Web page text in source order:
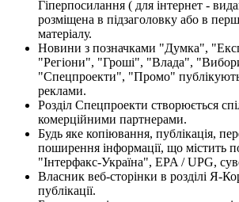
Гіперпосилання ( для інтернет -
розміщена в підзаголовку або в
матеріалу.
Новини з позначками "Думка",
"Регіони", "Гроші", "Влада",
"Спецпроекти", "Промо"
реклами.
Розділ Спецпроекти створюється
комерційними партнерами.
Будь яке копіювання, публікація,
поширення інформації, що містить
"Інтерфакс-Україна", EPA / UPG,
Власник веб-сторінки в розділі Я-
публікації.